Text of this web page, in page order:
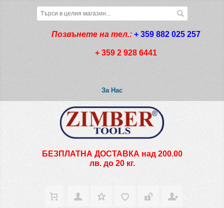
Позвънете на тел.: + 359 882 025 257
+ 359 2 928 6441
За Нас
БЕЗПЛАТНА ДОСТАВКА над 200.00
лв. до 20 кг.